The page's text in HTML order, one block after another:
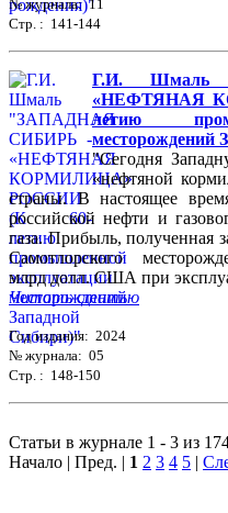
№ журнала: 11
Стр. : 141-144
Г.И.
«НЕФТЯНАЯ
летию
месторождений
"Сегодня
«нефтяной
страны. В настоящее
российской нефти и
газа. Прибыль, полученная
Самотлорского
млрд долл. США при
Читать статью
Год издания: 2024
№ журнала: 05
Стр. : 148-150
Статьи в журнале 1 - 3 из
Начало | Пред. | 1 2 3 4 5 |